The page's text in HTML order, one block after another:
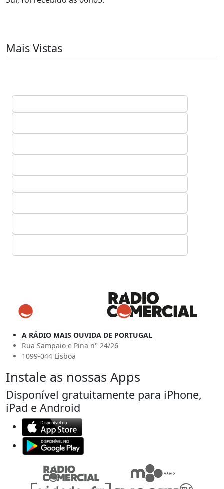
Mais Vistas
A RÁDIO MAIS OUVIDA DE PORTUGAL
Rua Sampaio e Pina n° 24/26
1099-044 Lisboa
Instale as nossas Apps
Disponível gratuitamente para iPhone,
iPad e Android